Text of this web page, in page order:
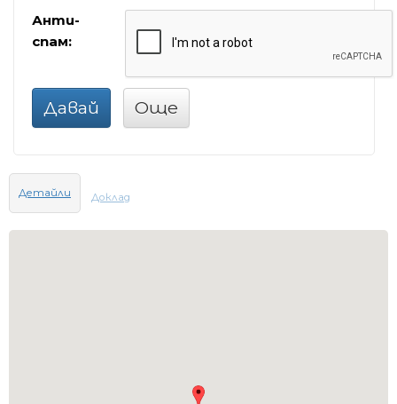
Анти-
спам:
Давай Още
Детайли Доклад